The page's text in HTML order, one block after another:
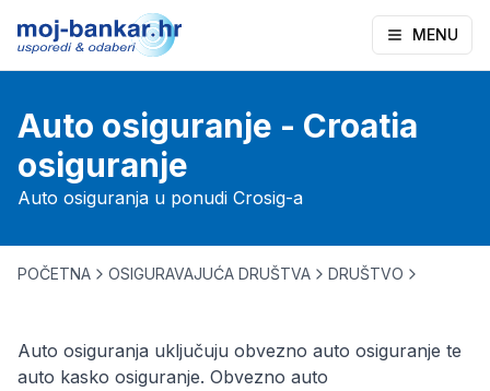
MENU
Auto osiguranje - Croatia
osiguranje
Auto osiguranja u ponudi Crosig-a
POČETNA OSIGURAVAJUĆA DRUŠTVA DRUŠTVO
Auto osiguranja uključuju obvezno auto osiguranje te
auto kasko osiguranje. Obvezno auto